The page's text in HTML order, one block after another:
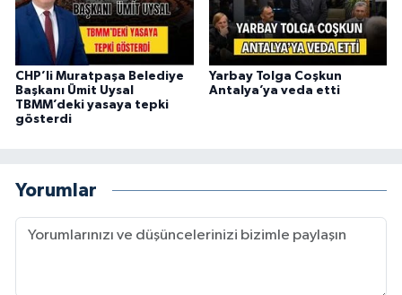
CHP’li Muratpaşa Belediye
Başkanı Ümit Uysal
TBMM’deki yasaya tepki
gösterdi
Yarbay Tolga Coşkun
Antalya’ya veda etti
Yorumlar